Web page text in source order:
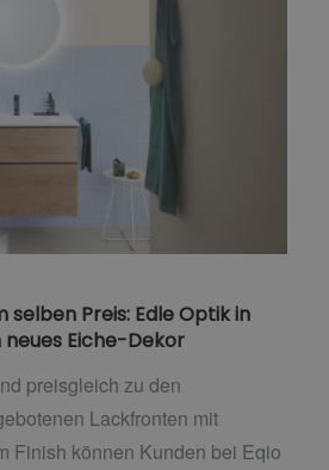
selben Preis: Edle Optik in
Eiche-Dekor
preisgleich zu den
Lackfronten mit
Finish können Kunden bei Eqio